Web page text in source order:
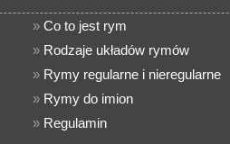
» Co to jest rym
» Rodzaje układów rymów
» Rymy regularne i nieregularne
» Rymy do imion
» Regulamin